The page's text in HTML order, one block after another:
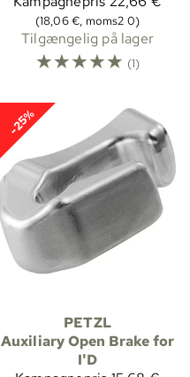
(18,06 €, moms2 0)
Tilgængelig på lager
☆☆☆☆☆ (1)
-25%
PETZL
Auxiliary Open Brake for
I'D